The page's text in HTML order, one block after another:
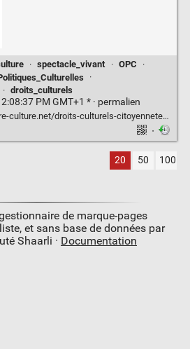
· spectacle_vivant · OPC
·
·
· droits_culturels
PM GMT+1 * · permalien
citoyennete-differenciee-vers-redecouverte-agir-culturel-commun/
·
20 50 100
de marque-pages
et sans base de données par
Shaarli · Documentation